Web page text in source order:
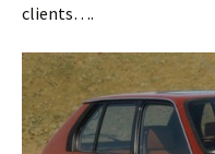
clients….